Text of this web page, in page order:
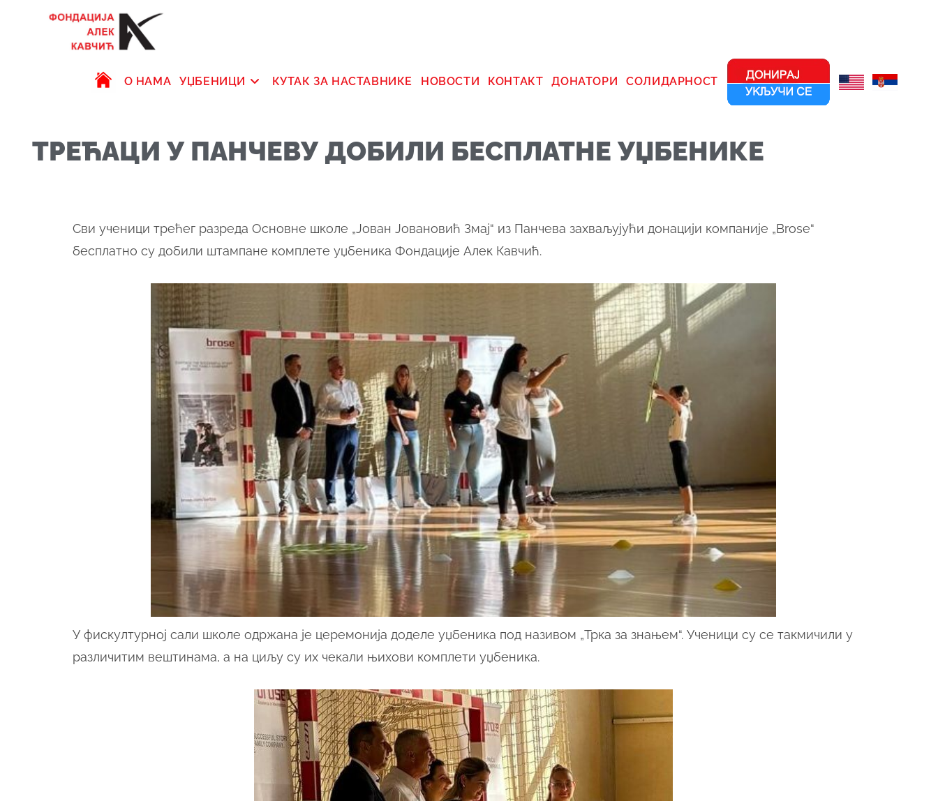
О НАМА УЏБЕНИЦИ КУТАК ЗА НАСТАВНИКЕ НОВОСТИ КОНТАКТ ДОНАТОРИ СОЛИДАРНОСТ
ТРЕЋАЦИ У ПАНЧЕВУ ДОБИЛИ БЕСПЛАТНЕ УЏБЕНИКЕ
Сви ученици трећег разреда Основне школе „Јован Јовановић Змај“ из Панчева захваљујући донацији компаније „Brose“
бесплатно су добили штампане комплете уџбеника Фондације Алек Кавчић.
У фискултурној сали школе одржана је церемонија доделе уџбеника под називом „Трка за знањем“. Ученици су се такмичили у
различитим вештинама, а на циљу су их чекали њихови комплети уџбеника.